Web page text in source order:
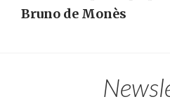
Bruno de Monès